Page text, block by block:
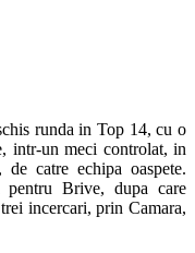
runda in Top 14, cu o
intr-un meci controlat, in
catre echipa oaspete.
pentru Brive, dupa care
incercari, prin Camara,